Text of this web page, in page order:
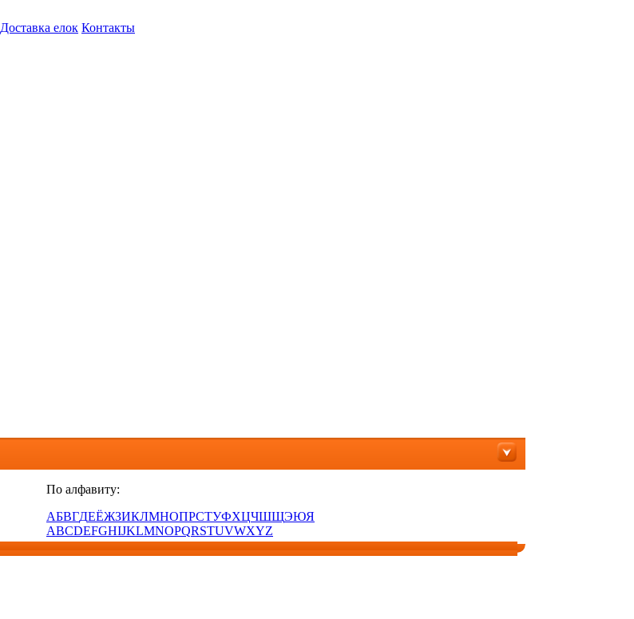
Доставка елок Контакты
По алфавиту:
АБВГДЕЁЖЗИКЛМНОПРСТУФХЦЧШЩЭЮЯ
ABCDEFGHIJKLMNOPQRSTUVWXYZ